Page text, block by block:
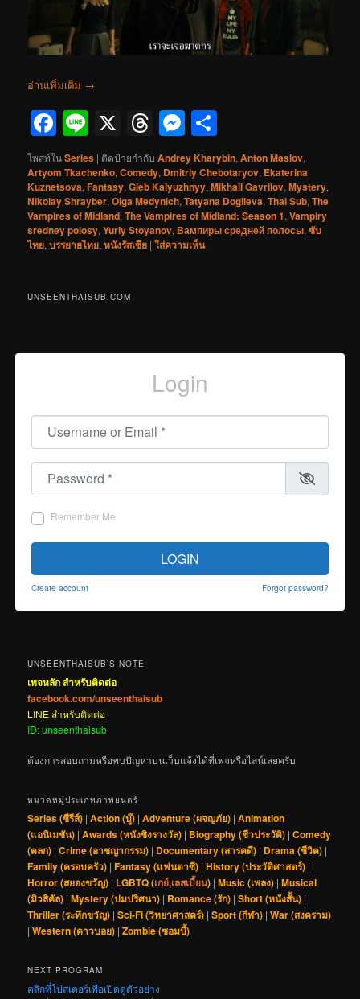
อ่านเพิ่มเติม →
Facebook
Line
X Threads
Messenger
โพสท์ในSeries | ติดป้ายกำกับ Andrey Kharybin,Anton Maslov,
Artyom Tkachenko,Comedy, Dmitriy Chebotaryov, Ekaterina
Kuznetsova,Fantasy,Gleb Kalyuzhnyy,Mikhail Gavrilov,Mystery,
Nikolay Shrayber,Olga Medynich,Tatyana Dogileva,Thai Sub,The
Vampires of Midland,The Vampires of Midland: Season 1,Vampiry
sredney polosy,Yuriy Stoyanov,Вампиры средней полосы,ซับ
ไทย,บรรยายไทย,หนังรัสเซีย |ใส่ความเห็น
UNSEENTHAISUB.COM
Login
Username or Email
Password
Remember Me
LOGIN
Create account Forgot password?
UNSEENTHAISUB’S NOTE
เพจหลัก สำหรับติดต่อ
facebook.com/unseenthaisub
LINE สำหรับติดต่อ
ID: unseenthaisub
ต้องการสอบถามหรือพบปัญหาบนเว็บแจ้งได้ที่เพจหรือไลน์เลยครับ
หมวดหมู่ประเภทภาพยนตร์
Series (ซีรีส์) |Action (บู๊) |Adventure (ผจญภัย) |Animation
(แอนิเมชัน) |Awards (หนังชิงรางวัล) | Biography (ชีวประวัติ) |Comedy
(ตลก) |Crime (อาชญากรรม) | Documentary (สารคดี) | Drama (ชีวิต) |
Family (ครอบครัว) |Fantasy (แฟนตาซี) |History (ประวัติศาสตร์) |
Horror (สยองขวัญ) | LGBTQ (เกย์,เลสเบี้ยน) |Music (เพลง) |Musical
(มิวสิคัล) |Mystery (ปมปริศนา) | Romance (รัก) |Short (หนังสั้น) |
Thriller (ระทึกขวัญ) |Sci-Fi (วิทยาศาสตร์) |Sport (กีฬา) |War (สงคราม)
|Western (คาวบอย) |Zombie (ซอมบี้)
NEXT PROGRAM
คลิกที่โปสเตอร์เพื่อเปิดดูตัวอย่าง